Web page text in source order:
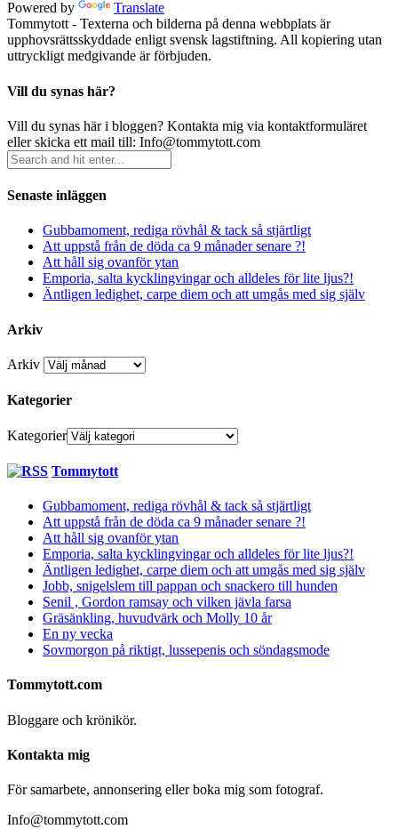
Powered by
Translate
Tommytott - Texterna och bilderna på denna webbplats är
upphovsrättsskyddade enligt svensk lagstiftning. All kopiering utan
uttryckligt medgivande är förbjuden.
Vill du synas här?
Vill du synas här i bloggen? Kontakta mig via kontaktformuläret
eller skicka ett mail till: Info@tommytott.com
Senaste inläggen
Gubbamoment, rediga rövhål & tack så stjärtligt
Att uppstå från de döda ca 9 månader senare ?!
Att håll sig ovanför ytan
Emporia, salta kycklingvingar och alldeles för lite ljus?!
Äntligen ledighet, carpe diem och att umgås med sig själv
Arkiv
Arkiv
Kategorier
Kategorier
Tommytott
Gubbamoment, rediga rövhål & tack så stjärtligt
Att uppstå från de döda ca 9 månader senare ?!
Att håll sig ovanför ytan
Emporia, salta kycklingvingar och alldeles för lite ljus?!
Äntligen ledighet, carpe diem och att umgås med sig själv
Jobb, snigelslem till pappan och snackero till hunden
Senil , Gordon ramsay och vilken jävla farsa
Gräsänkling, huvudvärk och Molly 10 år
En ny vecka
Sovmorgon på riktigt, lussepenis och söndagsmode
Tommytott.com
Bloggare och krönikör.
Kontakta mig
För samarbete, annonsering eller boka mig som fotograf.
Info@tommytott.com